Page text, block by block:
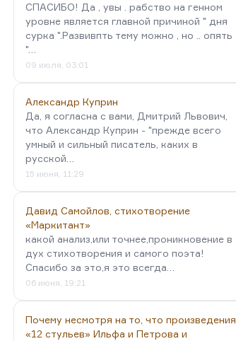
СПАСИБО! Да , увы . рабство на генном
уровне является главной причиной " дня
сурка ".Развивпть тему можно , но .. опять
"…
09 июля, 03:01
Александр Куприн
Да, я согласна с вами, Дмитрий Львович,
что Александр Куприн - "прежде всего
умный и сильный писатель, каких в
русской…
15 июня, 11:29
Давид Самойлов, стихотворение
«Маркитант»
какой анализ,или точнее,проникновение в
дух стихотворения и самого поэта!
Спасибо за это,я это всегда…
06 июня, 19:21
Почему несмотря на то, что произведения
«12 стульев» Ильфа и Петрова и